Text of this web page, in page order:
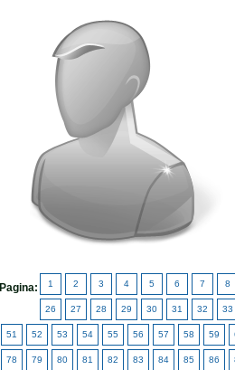
Pagina: 1 2 3 4 5 6 7 8
26 27 28 29 30 31 32 33
51 52 53 54 55 56 57 58 59
78 79 80 81 82 83 84 85 86